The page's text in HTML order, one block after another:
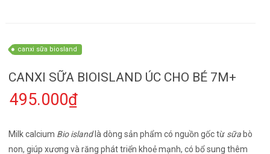
canxi sữa biosland
CANXI SỮA BIOISLAND ÚC CHO BÉ 7M+
495.000₫
Milk calcium Bio islandlà dòng sản phẩm có nguồn gốc từ sữabò
non, giúp xương và răng phát triển khoẻ mạnh, có bổ sung thêm